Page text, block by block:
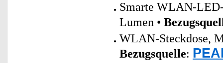
Smarte WLAN-
Lumen •
WLAN-Steckdose,
Bezugsquelle: